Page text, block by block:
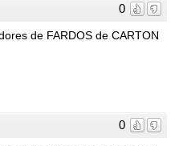
0
de FARDOS de CARTON
0